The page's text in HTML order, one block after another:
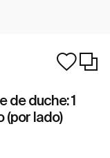
de duche: 1
(por lado)